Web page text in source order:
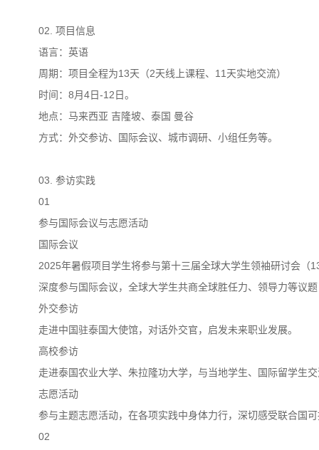
02. 项目信息
语言：英语
周期：项目全程为13天（2天线上课程、11天实地交流）
时间：8月4日-12日。
地点：马来西亚 吉隆坡、泰国 曼谷
方式：外交参访、国际会议、城市调研、小组任务等。
03. 参访实践
01
参与国际会议与志愿活动
国际会议
2025年暑假项目学生将参与第十三届全球大学生领袖研讨会
深度参与国际会议，全球大学生共商全球胜任力、领导力等议
外交参访
走进中国驻泰国大使馆，对话外交官，启发未来职业发展。
高校参访
走进泰国农业大学、朱拉隆功大学，与当地学生、国际留学生
志愿活动
参与主题志愿活动，在各项实践中身体力行，深切感受联合国
02